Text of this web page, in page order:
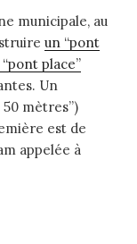
municipale, au
un “pont
place”
Un
mètres”)
est de
appelée à